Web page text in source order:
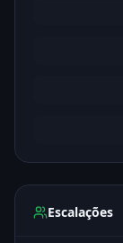
Escalações